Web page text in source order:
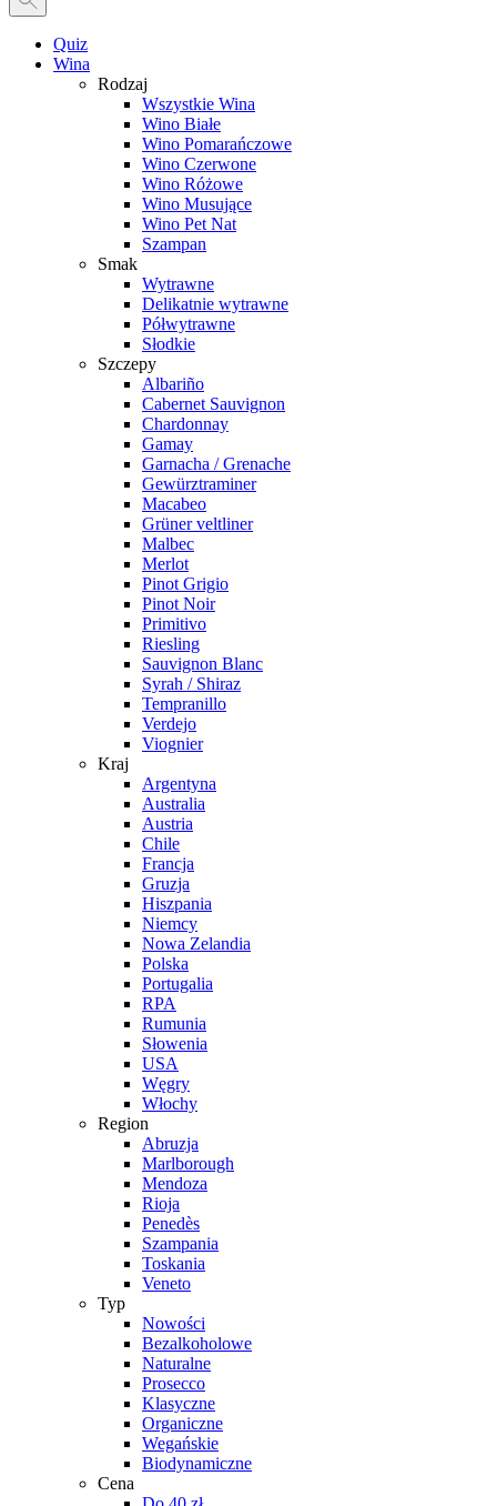
Quiz
Wina
Rodzaj
Wszystkie Wina
Wino Białe
Wino Pomarańczowe
Wino Czerwone
Wino Różowe
Wino Musujące
Wino Pet Nat
Szampan
Smak
Wytrawne
Delikatnie wytrawne
Półwytrawne
Słodkie
Szczepy
Albariño
Cabernet Sauvignon
Chardonnay
Gamay
Garnacha / Grenache
Gewürztraminer
Macabeo
Grüner veltliner
Malbec
Merlot
Pinot Grigio
Pinot Noir
Primitivo
Riesling
Sauvignon Blanc
Syrah / Shiraz
Tempranillo
Verdejo
Viognier
Kraj
Argentyna
Australia
Austria
Chile
Francja
Gruzja
Hiszpania
Niemcy
Nowa Zelandia
Polska
Portugalia
RPA
Rumunia
Słowenia
USA
Węgry
Włochy
Region
Abruzja
Marlborough
Mendoza
Rioja
Penedès
Szampania
Toskania
Veneto
Typ
Nowości
Bezalkoholowe
Naturalne
Prosecco
Klasyczne
Organiczne
Wegańskie
Biodynamiczne
Cena